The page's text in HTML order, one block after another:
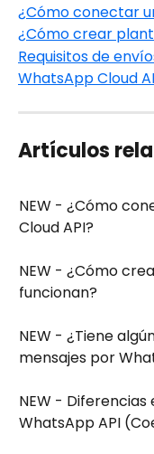
¿Cómo conectar
¿Cómo crear
Requisitos de
WhatsApp Cloud
Artículos
NEW - ¿Cómo
Cloud API?
NEW - ¿Cómo
funcionan?
NEW - ¿Tiene
mensajes por
NEW -
WhatsApp API